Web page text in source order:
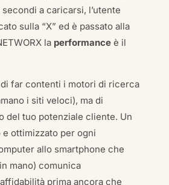
a caricarsi, l’utente
sulla “X” ed è passato alla
la performanceè il
far contenti i motori di ricerca
i siti veloci), ma di
del tuo potenziale cliente. Un
ottimizzato per ogni
allo smartphone che
mano) comunica
prima ancora che